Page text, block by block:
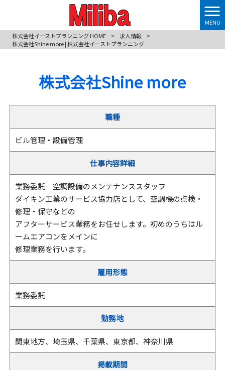
MENU
株式会社イーストプランニング HOME
> 求人情報
>
株式会社Shine more | 株式会社イーストプランニング
株式会社Shine more
職種
ビル管理・設備管理
仕事内容詳細
業務委託 空調設備のメンテナンススタッフ
ダイキン工業のサービス協力店として、空調機の点検・
修理・保守などの
アフターサービス業務をお任せします。初めのうちはル
ームエアコンをメインに
修理業務を行います。
雇用形態
業務委託
勤務地
関東地方、埼玉県、千葉県、東京都、神奈川県
掲載期間